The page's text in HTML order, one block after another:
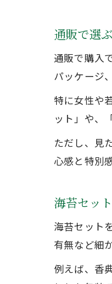
通販で選
通販で購入
パッケージ
特に女性や
ット」や、
ただし、見
心感と特別
海苔セッ
海苔セット
有無など細
例えば、香